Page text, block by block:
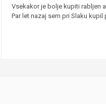
Vsekakor je bolje kupiti rabljen
Par let nazaj sem pri Slaku kupil